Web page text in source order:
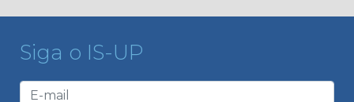
Siga o IS-UP